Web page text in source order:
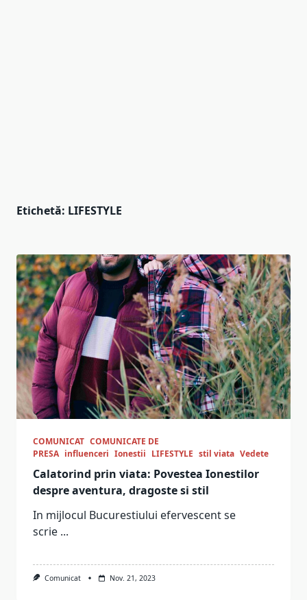
Etichetă: LIFESTYLE
COMUNICAT COMUNICATE DE
PRESA influenceri Ionestii LIFESTYLE stil viata Vedete
Calatorind prin viata: Povestea Ionestilor
despre aventura, dragoste si stil
In mijlocul Bucurestiului efervescent se
scrie ...
Comunicat Nov. 21, 2023